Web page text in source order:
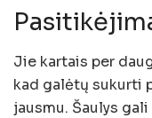
Jie kartais per
kad galėtų sukurti
jausmu. Šaulys